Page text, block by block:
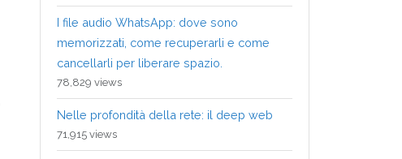
I file audio WhatsApp: dove sono
memorizzati, come recuperarli e come
cancellarli per liberare spazio.
78,829 views
Nelle profondità della rete: il deep web
71,915 views